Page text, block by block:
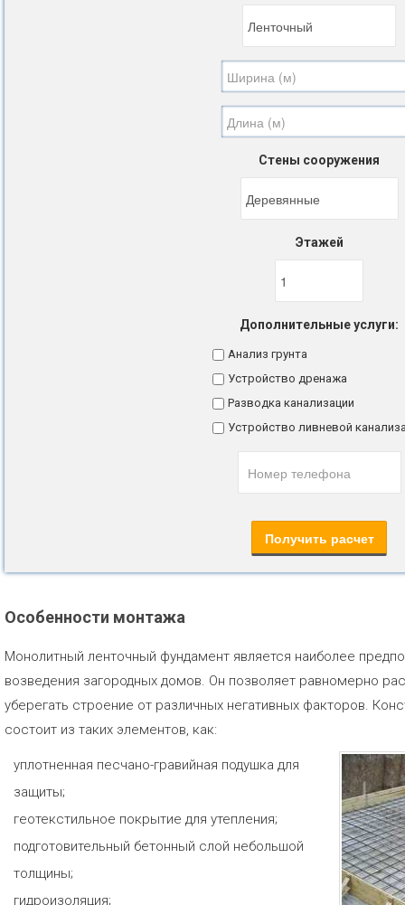
Стены сооружения
Этажей
Дополнительные услуги:
Анализ грунта
Устройство дренажа
Разводка канализации
Устройство ливневой
Особенности монтажа
Монолитный ленточный фундамент является наиболее
возведения загородных домов. Он позволяет равномерно
уберегать строение от различных негативных факторов.
состоит из таких элементов, как:
уплотненная песчано-гравийная подушка для
защиты;
геотекстильное покрытие для утепления;
подготовительный бетонный слой небольшой
толщины;
гидроизоляция;